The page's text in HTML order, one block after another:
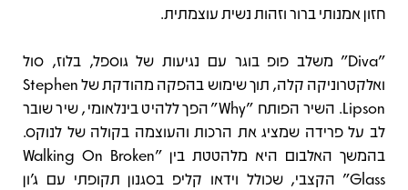
חזון אמנותי ברור וזהות נשית עוצמתית.
"Diva" משלב פופ בוגר עם נגיעות של גוספל, בלוז, סול
ואלקטרוניקה קלה, תוך שימוש בהפקה מהודקת של Stephen
Lipson. השיר הפותח "Why" הפך ללהיט בינלאומי, שיר שובר
לב על פרידה שמציג את הרכות והעוצמה בקולה של לנוקס.
בהמשך האלבום היא מלהטטת בין "Walking On Broken
Glass" הקצבי, שכולל וידאו קליפ בסגנון תקופתי עם ג'ון